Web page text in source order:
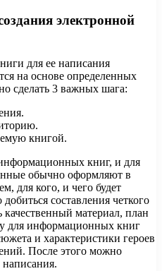
электронной
для ее написания
на основе определенных
сделать 3 важных шага:
книгой.
книг, и для
обычно оформляют в
для кого, и чего будет
составления четкого
качественный материал, план
для информационных книг
и характеристики героев
После этого можно
написания.